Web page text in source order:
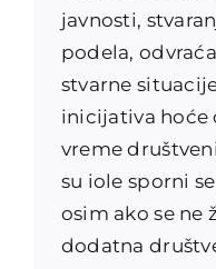
javnosti, stvaran
podela,
stvarne
inicijativa hoće
vreme
su iole sporni
osim ako se ne
dodatna